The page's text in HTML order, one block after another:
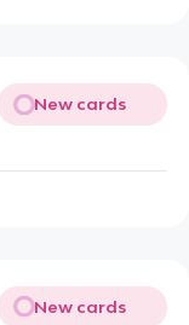
New cards
New cards